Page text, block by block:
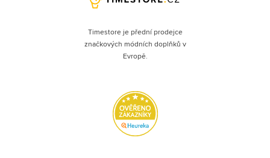
Timestore je přední prodejce
značkových módních doplňků v
Evropě.